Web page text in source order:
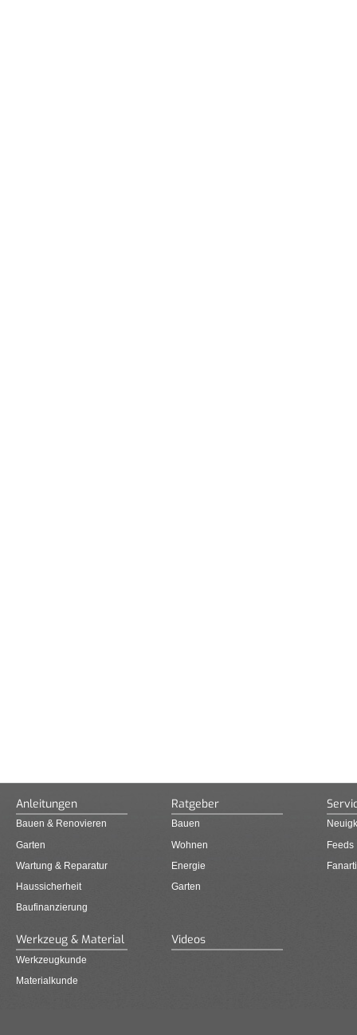
Anleitungen
Bauen & Renovieren
Garten
Wartung & Reparatur
Haussicherheit
Baufinanzierung
Ratgeber
Bauen
Wohnen
Energie
Garten
Feeds
Werkzeug & Material
Werkzeugkunde
Materialkunde
Videos